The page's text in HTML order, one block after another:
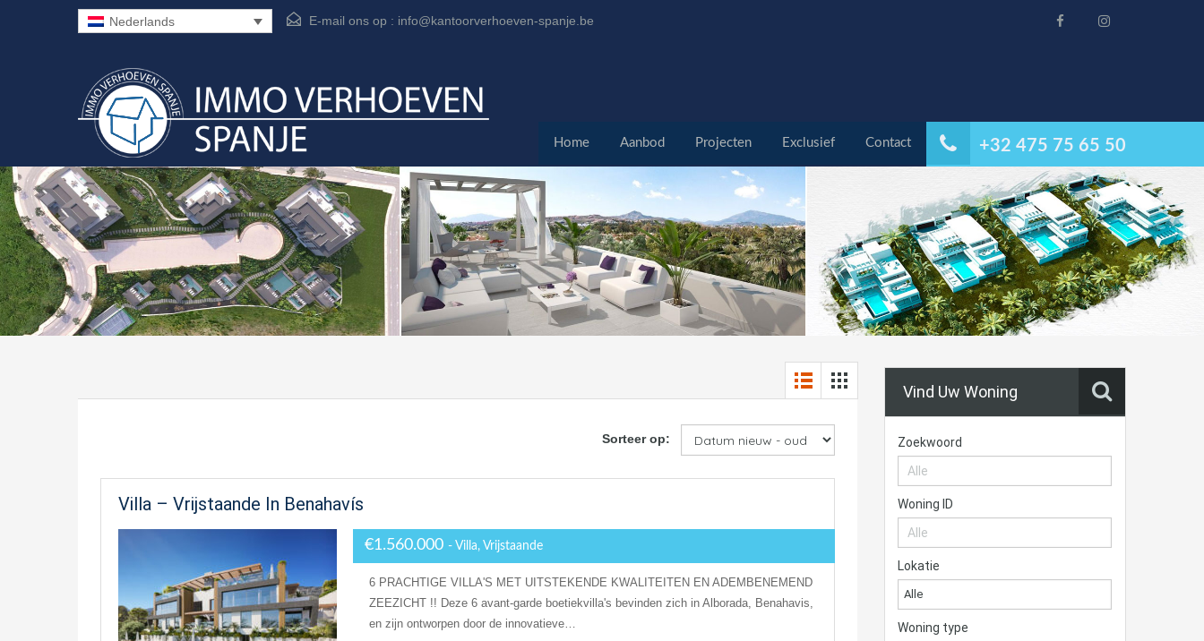
Nederlands E-mail ons op : info@kantoorverhoeven-spanje.be
+32 475 75 65 50
Home Aanbod Projecten Exclusief Contact
Sorteer op:
Villa – Vrijstaande In Benahavís
€1.560.000 - Villa, Vrijstaande
6 PRACHTIGE VILLA'S MET UITSTEKENDE KWALITEITEN EN ADEMBENEMEND
ZEEZICHT !! Deze 6 avant-garde boetiekvilla's bevinden zich in Alborada, Benahavis,
en zijn ontworpen door de innovatieve…
Vind Uw Woning
Zoekwoord
Woning ID
Lokatie
Alle
Woning type